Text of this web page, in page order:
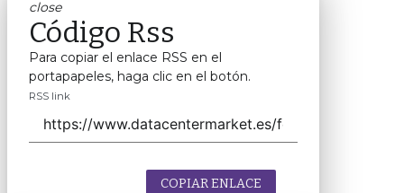
close
Código Rss
Para copiar el enlace RSS en el
portapapeles, haga clic en el botón.
RSS link
COPIAR ENLACE